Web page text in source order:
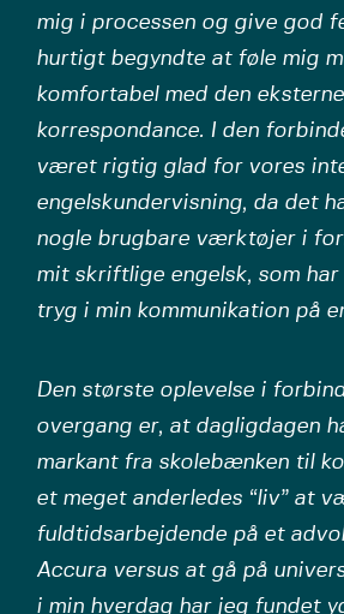
mig i processen og give god
hurtigt begyndte at føle mig
komfortabel med den eksterne
korrespondance. I den
været rigtig glad for vores
engelskundervisning, da det
nogle brugbare værktøjer i
mit skriftlige engelsk, som
tryg i min kommunikation på
Den største oplevelse i
overgang er, at dagligdagen
markant fra skolebænken til
et meget anderledes “liv” at
fuldtidsarbejdende på et
Accura versus at gå på
i min hverdag har jeg fundet